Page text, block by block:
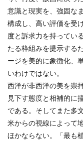
意識と現実を、強固な
構成し、高い評価を受
度と訴求力を持ってい
たる枠組みを提示する
ージを美的に象徴化、
いわけではない。
西洋が非西洋の美を崇
見下す態度と相補的に
である。そしてまた多
米からの視線によって
ほかならない。「最も